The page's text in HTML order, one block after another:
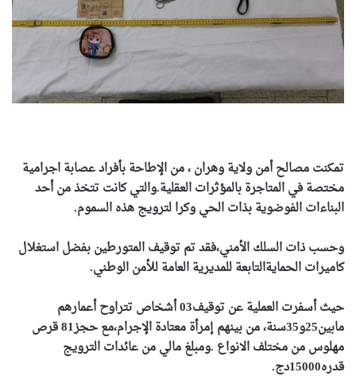
تمكنت مصالح أمن ولاية وهران ، من الإطاحة بأفراد عصابة اجرامية
مختصة في المتاجرة بالمؤثرات العقلية.والتي كانت تتخذ من أحد
البناءات الفوضوية بذات الحي وكرا لترويج هذه السموم.
وحسب ذات السلك الأمني،فقد تم توقيف المتورطين بفضل استغلال
كاميرات الحمايةالتابعة للمديرية العامة للأمن الوطني.
حيث أسفرت العملية عن توقيف03 أشخاص تتراوح أعمارهم
مابين25و35سنة، من بينهم إمرأة معتادة الإجرام،مع حجز81 قرص
مهلوس من مختلف الانواع .ومبلغ مالي من عائدات الترويج
قدره15000دج.